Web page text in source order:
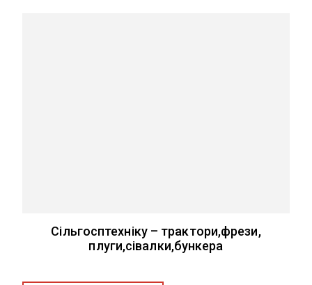
Сільгосптехніку – трактори,фрези,
плуги,сівалки,бункера